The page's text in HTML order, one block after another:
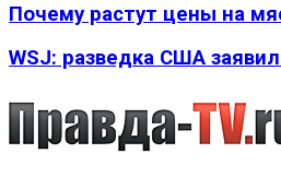
Почему растут цены на
WSJ: разведка США